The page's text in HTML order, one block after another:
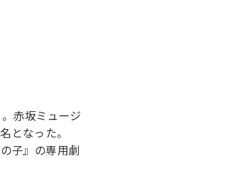
赤坂ミュージ
となった。
子』の専用劇